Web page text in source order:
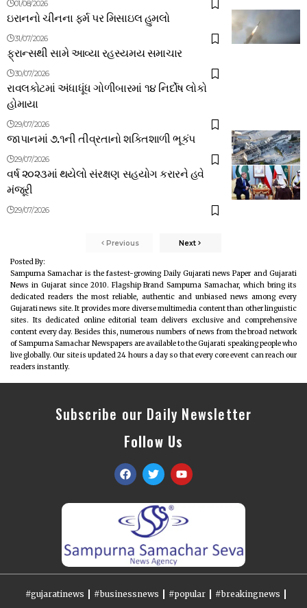
01/08/2026
ઇરાનનો ચીનના ફર્મ પર મિસાઇલ હુમલો
31/07/2026
ફ્રાન્સથી સામે આવ્યા રહસ્યમય સમાચાર
30/07/2026
રાવલકોટમાં અંધાધૂંધ ગોળીબારમાં ૧૪ નિર્દોષ લોકો
હોમાયા
29/07/2026
જાપાનમાં ૭.૧ની તીવ્રતાનો શક્તિશાળી ભૂકંપ
29/07/2026
વર્ષ ૨૦૨૩માં થયેલો સંરક્ષણ સહયોગ કરારને હવે
મંજૂરી
29/07/2026
Previous Next
Posted By:
Sampurna Samachar is the fastest-growing Daily Gujarati news Paper and Gujarati
News in Gujarat since 2010. Flagship Brand Sampurna Samachar, which bring its
dedicated readers the most reliable, authentic and unbiased news among every
Gujarati news site. It provides more diverse multimedia content than other linguistic
sites. Its dedicated online editorial team delivers exclusive and comprehensive
content every day. Besides this, numerous numbers of news from the broad network
of Sampurna Samachar Newspapers are available to the Gujarati speaking people who
live globally. Our site is updated 24 hours a day so that every core event can reach our
readers instantly.
Subscribe our Daily Newsletter
Follow Us
#gujaratinews #businessnews #popular #breakingnews